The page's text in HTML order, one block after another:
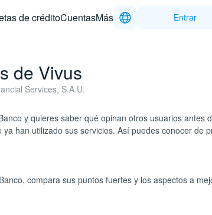
de créditoCuentasMás Entrar
de Vivus
Services, S.A.U.
y quieres saber qué opinan otros usuarios
han utilizado sus servicios. Así puedes conocer
compara sus puntos fuertes y los aspectos a